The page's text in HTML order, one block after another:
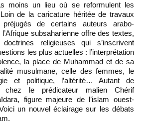
moins un lieu où se reformulent les
de la caricature héritée de travaux
de certains auteurs arabo-
subsaharienne offre des textes,
religieuses qui s’inscrivent
les plus actuelles : l’interprétation
la place de Muhammad et de sa
musulmane, celle des femmes, le
et politique, l’altérité… Autant de
chez le prédicateur malien Chérif
figure majeure de l’islam ouest-
Voici un nouvel éclairage sur les débats